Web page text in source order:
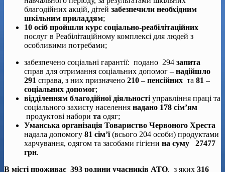
благодійних акцій, дітей забезпечили необхідним
шкільним приладдям;
10 осіб пройшли курс соціально-реабілітаційних
послуг в Реабілітаційному комплексі для людей з
особливими потребами;
забезпечено соціальні гарантії: подано 294 запита
справ для отримання соціальних допомог – надійшло
291 справа, з них призначено 210 – пенсійних та 81 –
соціальних допомог;
відділенням благодійної діяльності управління праці та
соціального захисту населення надано 178 сім’ям
продуктові набори та одяг;
Уманська організація Товариство Червоного Хреста
надала допомогу 81 сім’ї(всього 204 особи) продуктами
харчування, одягом та засобами гігієни на суму
27477
грн.
В місті проживає 393 родини учасників АТО, з яких 316